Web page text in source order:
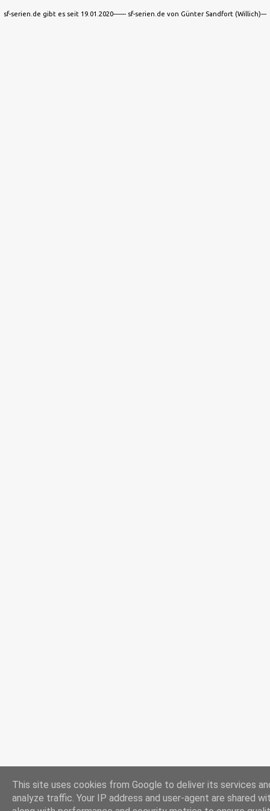
sf-serien.de gibt es seit 19.01.2020------- sf-serien.de von Günter Sandfort (Willich)---
This site uses cookies from Google to deliver its services
analyze traffic. Your IP address and user-agent are shared